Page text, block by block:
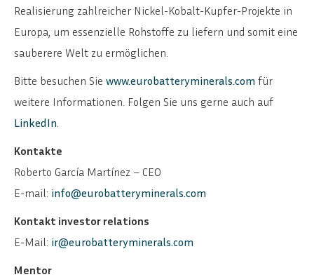
Realisierung zahlreicher Nickel-Kobalt-Kupfer-Projekte in
Europa, um essenzielle Rohstoffe zu liefern und somit eine
sauberere Welt zu ermöglichen.
Bitte besuchen Sie www.eurobatteryminerals.com für
weitere Informationen. Folgen Sie uns gerne auch auf
LinkedIn
Kontakte
Roberto García Martínez – CEO
E-mail: info@eurobatteryminerals.com
Kontakt investor relations
E-Mail: ir@eurobatteryminerals.com
Mentor